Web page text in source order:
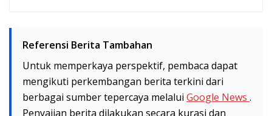
Referensi Berita Tambahan
Untuk memperkaya perspektif, pembaca dapat
mengikuti perkembangan berita terkini dari
berbagai sumber tepercaya melalui Google News .
Penyajian berita dilakukan secara kurasi dan